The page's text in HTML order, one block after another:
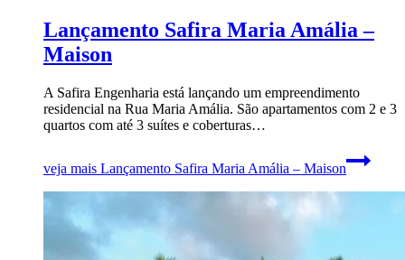
Lançamento Safira Maria Amália –
Maison
A Safira Engenharia está lançando um empreendimento
residencial na Rua Maria Amália. São apartamentos com 2 e 3
quartos com até 3 suítes e coberturas…
veja mais Lançamento Safira Maria Amália – Maison